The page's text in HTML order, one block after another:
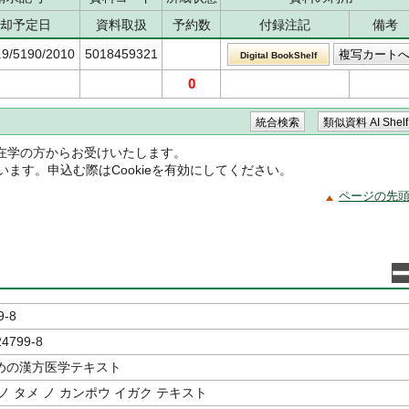
予定日
資料取扱 予約数 付録注記
備考
5190/2010
5018459321 Digital BookShelf
0
の方からお受けいたします。
す。申込む際はCookieを有効にしてください。
ページの先
8
8
の漢方医学テキスト
タメ ノ カンポウ イガク テキスト